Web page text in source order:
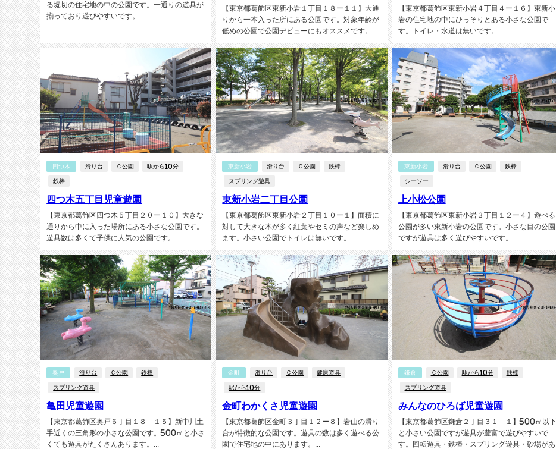
る堀切の住宅地の中の公園です。一通りの遊具が
揃っており遊びやすいです。...
【東京都葛飾区東新小岩１丁目１８ー１１】大通
りから一本入った所にある公園です。対象年齢が
低めの公園で公園デビューにもオススメです。...
【東京都葛飾区東新小岩４丁目４ー１６】東新小
岩の住宅地の中にひっそりとある小さな公園で
す。トイレ・水道は無いです。...
四つ木 滑り台 Ｃ公園 駅から10分
鉄棒
四つ木五丁目児童遊園
【東京都葛飾区四つ木５丁目２０ー１０】大きな
通りから中に入った場所にある小さな公園です。
遊具数は多くて子供に人気の公園です。...
東新小岩 滑り台 Ｃ公園 鉄棒
スプリング遊具
東新小岩二丁目公園
【東京都葛飾区東新小岩２丁目１０ー１】面積に
対して大きな木が多く紅葉やセミの声など楽しめ
ます。小さい公園でトイレは無いです。...
東新小岩 滑り台 Ｃ公園 鉄棒
シーソー
上小松公園
【東京都葛飾区東新小岩３丁目１２ー４】遊べる
公園が多い東新小岩の公園です。小さな目の公園
ですが遊具は多く遊びやすいです。...
奥戸 滑り台 Ｃ公園 鉄棒
スプリング遊具
亀田児童遊園
【東京都葛飾区奥戸６丁目１８－１５】新中川土
手近くの三角形の小さな公園です。500㎡と小さ
くても遊具がたくさんあります。...
金町 滑り台 Ｃ公園 健康遊具
駅から10分
金町わかくさ児童遊園
【東京都葛飾区金町３丁目１２ー８】岩山の滑り
台が特徴的な公園です。遊具の数は多く遊べる公
園で住宅地の中にあります。...
鎌倉 Ｃ公園 駅から10分 鉄棒
スプリング遊具
みんなのひろば児童遊園
【東京都葛飾区鎌倉２丁目３１－１】500㎡以下
と小さい公園ですが遊具が豊富で遊びやすいで
す。回転遊具・鉄棒・スプリング遊具・砂場があ